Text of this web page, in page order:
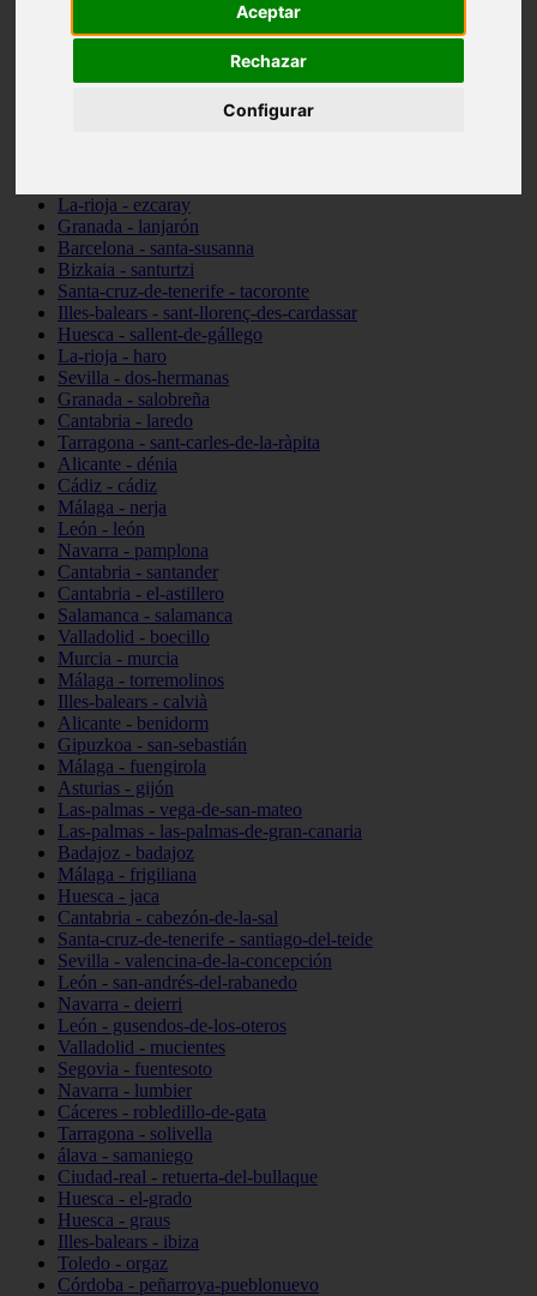
Aceptar
Rechazar
Configurar
Las-palmas - yaiza
Valladolid - fuensaldaña
La-rioja - ezcaray
Granada - lanjarón
Barcelona - santa-susanna
Bizkaia - santurtzi
Santa-cruz-de-tenerife - tacoronte
Illes-balears - sant-llorenç-des-cardassar
Huesca - sallent-de-gállego
La-rioja - haro
Sevilla - dos-hermanas
Granada - salobreña
Cantabria - laredo
Tarragona - sant-carles-de-la-ràpita
Alicante - dénia
Cádiz - cádiz
Málaga - nerja
León - león
Navarra - pamplona
Cantabria - santander
Cantabria - el-astillero
Salamanca - salamanca
Valladolid - boecillo
Murcia - murcia
Málaga - torremolinos
Illes-balears - calvià
Alicante - benidorm
Gipuzkoa - san-sebastián
Málaga - fuengirola
Asturias - gijón
Las-palmas - vega-de-san-mateo
Las-palmas - las-palmas-de-gran-canaria
Badajoz - badajoz
Málaga - frigiliana
Huesca - jaca
Cantabria - cabezón-de-la-sal
Santa-cruz-de-tenerife - santiago-del-teide
Sevilla - valencina-de-la-concepción
León - san-andrés-del-rabanedo
Navarra - deierri
León - gusendos-de-los-oteros
Valladolid - mucientes
Segovia - fuentesoto
Navarra - lumbier
Cáceres - robledillo-de-gata
Tarragona - solivella
álava - samaniego
Ciudad-real - retuerta-del-bullaque
Huesca - el-grado
Huesca - graus
Illes-balears - ibiza
Toledo - orgaz
Córdoba - peñarroya-pueblonuevo